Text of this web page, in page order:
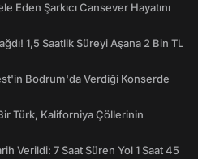
Eden Şarkıcı Cansever Hayatını
1,5 Saatlik Süreyi Aşana 2 Bin TL
Bodrum'da Verdiği Konserde
Türk, Kaliforniya Çöllerinin
Verildi: 7 Saat Süren Yol 1 Saat 45